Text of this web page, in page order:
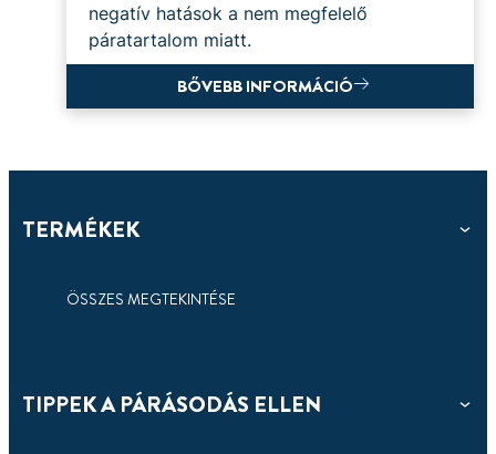
negatív hatások a nem megfelelő
páratartalom miatt.
BŐVEBB INFORMÁCIÓ
TERMÉKEK
ÖSSZES MEGTEKINTÉSE
TIPPEK A PÁRÁSODÁS ELLEN